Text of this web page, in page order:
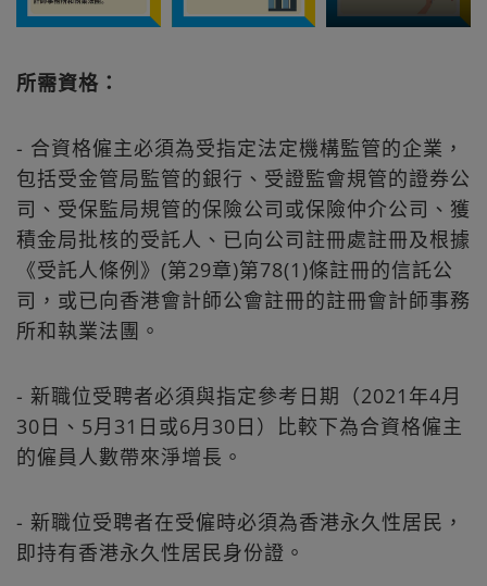
所需資格：
- 合資格僱主必須為受指定法定機構監管的企業，
包括受金管局監管的銀行、受證監會規管的證券公
司、受保監局規管的保險公司或保險仲介公司、獲
積金局批核的受託人、已向公司註冊處註冊及根據
《受託人條例》(第29章)第78(1)條註冊的信託公
司，或已向香港會計師公會註冊的註冊會計師事務
所和執業法團。
- 新職位受聘者必須與指定參考日期（2021年4月
30日、5月31日或6月30日）比較下為合資格僱主
的僱員人數帶來淨增長。
- 新職位受聘者在受僱時必須為香港永久性居民，
即持有香港永久性居民身份證。